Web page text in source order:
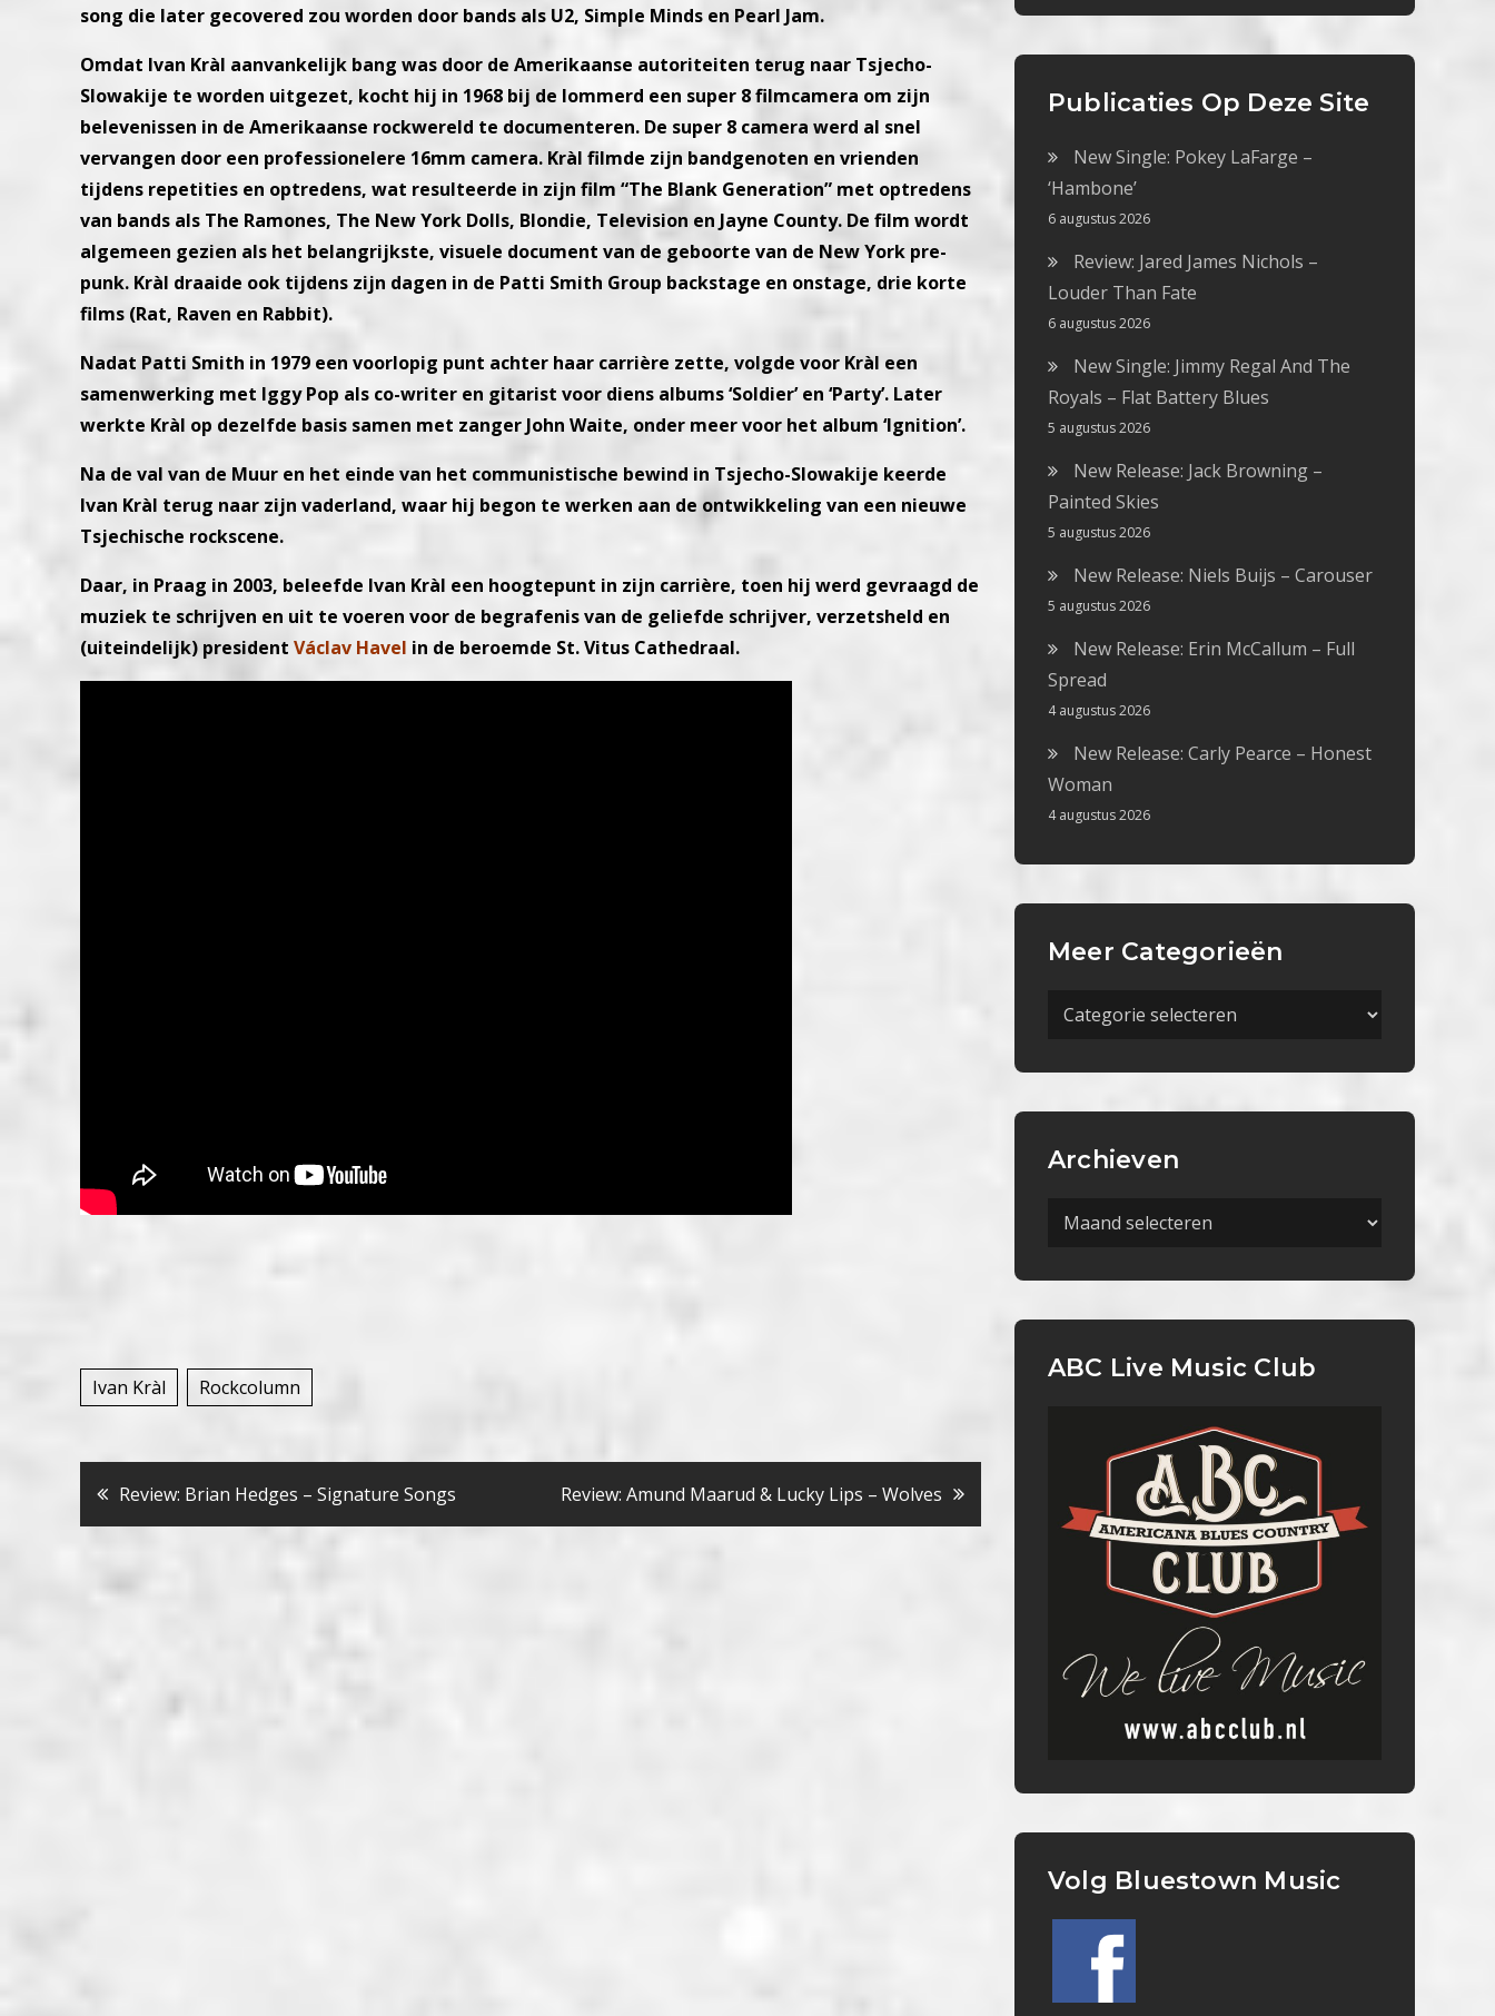
song die later gecovered zou worden door bands als U2, Simple Minds en Pearl Jam.
Omdat Ivan Kràl aanvankelijk bang was door de Amerikaanse autoriteiten terug naar Tsjecho-
Slowakije te worden uitgezet, kocht hij in 1968 bij de lommerd een super 8 filmcamera om zijn
belevenissen in de Amerikaanse rockwereld te documenteren. De super 8 camera werd al snel
vervangen door een professionelere 16mm camera. Kràl filmde zijn bandgenoten en vrienden
tijdens repetities en optredens, wat resulteerde in zijn film “The Blank Generation” met optredens
van bands als The Ramones, The New York Dolls, Blondie, Television en Jayne County. De film wordt
algemeen gezien als het belangrijkste, visuele document van de geboorte van de New York pre-
punk. Kràl draaide ook tijdens zijn dagen in de Patti Smith Group backstage en onstage, drie korte
films (Rat, Raven en Rabbit).
Nadat Patti Smith in 1979 een voorlopig punt achter haar carrière zette, volgde voor Kràl een
samenwerking met Iggy Pop als co-writer en gitarist voor diens albums ‘Soldier’ en ‘Party’. Later
werkte Kràl op dezelfde basis samen met zanger John Waite, onder meer voor het album ‘Ignition’.
Na de val van de Muur en het einde van het communistische bewind in Tsjecho-Slowakije keerde
Ivan Kràl terug naar zijn vaderland, waar hij begon te werken aan de ontwikkeling van een nieuwe
Tsjechische rockscene.
Daar, in Praag in 2003, beleefde Ivan Kràl een hoogtepunt in zijn carrière, toen hij werd gevraagd de
muziek te schrijven en uit te voeren voor de begrafenis van de geliefde schrijver, verzetsheld en
(uiteindelijk) president Václav Havel in de beroemde St. Vitus Cathedraal.
Ivan Kràl Rockcolumn
Bericht
navigatie
Review: Brian Hedges – Signature Songs Review: Amund Maarud & Lucky Lips – Wolves
Publicaties Op Deze Site
New Single: Pokey LaFarge –
‘Hambone’
6 augustus 2026
Review: Jared James Nichols –
Louder Than Fate
6 augustus 2026
New Single: Jimmy Regal And The
Royals – Flat Battery Blues
5 augustus 2026
New Release: Jack Browning –
Painted Skies
5 augustus 2026
New Release: Niels Buijs – Carouser
5 augustus 2026
New Release: Erin McCallum – Full
Spread
4 augustus 2026
New Release: Carly Pearce – Honest
Woman
4 augustus 2026
Meer Categorieën
Meer
Archieven
Archieven
ABC Live Music Club
Volg Bluestown Music